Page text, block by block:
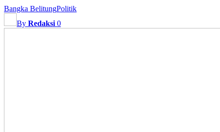
Bangka BelitungPolitik
By Redaksi 0